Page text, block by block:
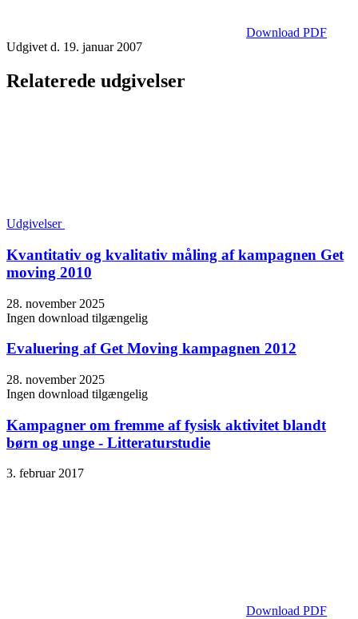
Download PDF
Udgivet d. 19. januar 2007
Relaterede udgivelser
Udgivelser
Kvantitativ og kvalitativ måling af kampagnen Get
moving 2010
28. november 2025
Ingen download tilgængelig
Evaluering af Get Moving kampagnen 2012
28. november 2025
Ingen download tilgængelig
Kampagner om fremme af fysisk aktivitet blandt
børn og unge - Litteraturstudie
3. februar 2017
Download PDF